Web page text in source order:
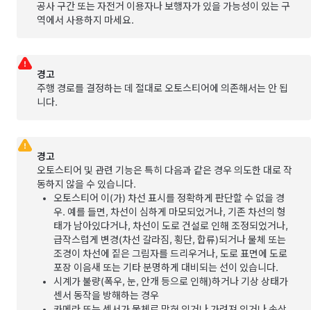
공사 구간 또는 자전거 이용자나 보행자가 있을 가능성이 있는 구
역에서 사용하지 마세요.
경고
주행 경로를 결정하는 데 절대로오토스티어 에 의존해서는 안 됩
니다.
경고
오토스티어 및 관련 기능은 특히 다음과 같은 경우 의도한 대로 작
동하지 않을 수 있습니다.
오토스티어 이(가) 차선 표시를 정확하게 판단할 수 없을 경
우. 예를 들면, 차선이 심하게 마모되었거나, 기존 차선의 형
태가 남아있다거나, 차선이 도로 건설로 인해 조정되었거나,
급작스럽게 변경(차선 갈라짐, 횡단, 합류)되거나 물체 또는
조경이 차선에 짙은 그림자를 드리우거나, 도로 표면에 도로
포장 이음새 또는 기타 분명하게 대비되는 선이 있습니다.
시계가 불량(폭우, 눈, 안개 등으로 인해)하거나 기상 상태가
센서 동작을 방해하는 경우